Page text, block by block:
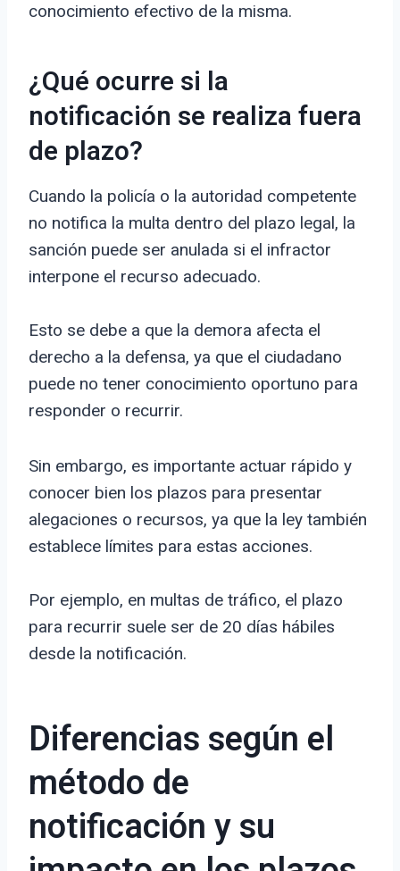
conocimiento efectivo de la misma.
¿Qué ocurre si la
notificación se realiza fuera
de plazo?
Cuando la policía o la autoridad competente
no notifica la multa dentro del plazo legal, la
sanción puede ser anulada si el infractor
interpone el recurso adecuado.
Esto se debe a que la demora afecta el
derecho a la defensa, ya que el ciudadano
puede no tener conocimiento oportuno para
responder o recurrir.
Sin embargo, es importante actuar rápido y
conocer bien los plazos para presentar
alegaciones o recursos, ya que la ley también
establece límites para estas acciones.
Por ejemplo, en multas de tráfico, el plazo
para recurrir suele ser de 20 días hábiles
desde la notificación.
Diferencias según el
método de
notificación y su